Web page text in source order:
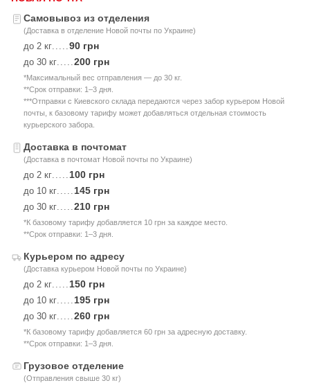
Самовывоз из отделения
(Доставка в отделение Новой почты по Украине)
до 2 кг.....90 грн
до 30 кг.....200 грн
*Максимальный вес отправления — до 30 кг.
**Срок отправки: 1–3 дня.
***Отправки с Киевского склада передаются через забор курьером Новой
почты, к базовому тарифу может добавляться отдельная стоимость
курьерского забора.
Доставка в почтомат
(Доставка в почтомат Новой почты по Украине)
до 2 кг..... 100 грн
до 10 кг..... 145 грн
до 30 кг.....210 грн
*К базовому тарифу добавляется 10 грн за каждое место.
**Срок отправки: 1–3 дня.
Курьером по адресу
(Доставка курьером Новой почты по Украине)
до 2 кг..... 150 грн
до 10 кг..... 195 грн
до 30 кг.....260 грн
*К базовому тарифу добавляется 60 грн за адресную доставку.
**Срок отправки: 1–3 дня.
Грузовое отделение
(Отправления свыше 30 кг)